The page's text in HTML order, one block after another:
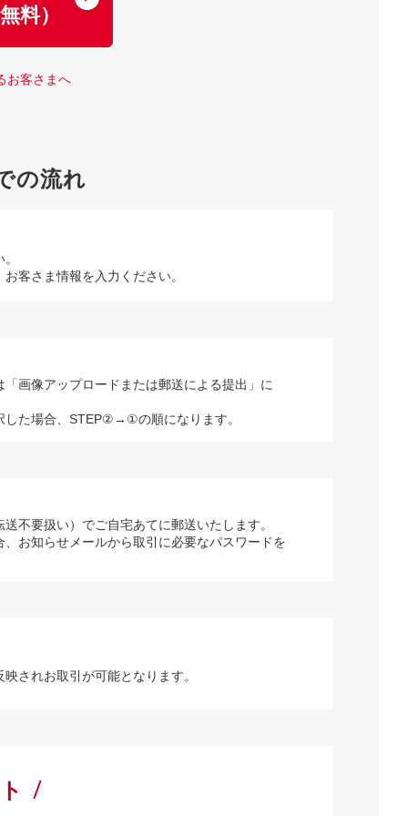
料）
お客さまへ
の流れ
客さま情報を入力ください。
画像アップロードまたは郵送による提出」に
した場合、STEP②→①の順になります。
不要扱い）でご自宅あてに郵送いたします。
お知らせメールから取引に必要なパスワードを
されお取引が可能となります。